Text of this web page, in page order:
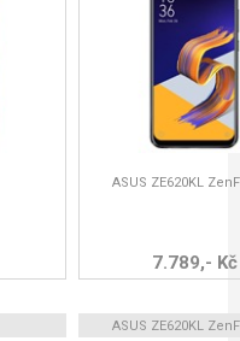
ASUS ZE620KL
7.789,- Kč
ASUS ZE620KL